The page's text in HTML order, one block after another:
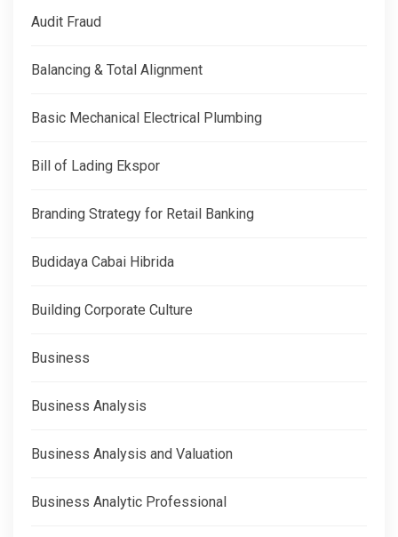
Audit Fraud
Balancing & Total Alignment
Basic Mechanical Electrical Plumbing
Bill of Lading Ekspor
Branding Strategy for Retail Banking
Budidaya Cabai Hibrida
Building Corporate Culture
Business
Business Analysis
Business Analysis and Valuation
Business Analytic Professional